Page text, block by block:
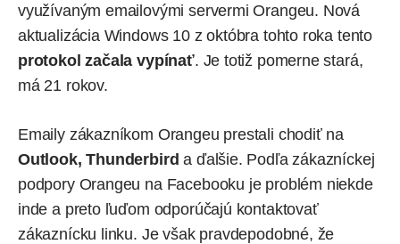
využívaným emailovými servermi Orangeu. Nová
aktualizácia Windows 10 z októbra tohto roka tento
protokol začala vypínať. Je totiž pomerne stará,
má 21 rokov.
Emaily zákazníkom Orangeu prestali chodiť na
Outlook, Thunderbird a ďalšie. Podľa zákazníckej
podpory Orangeu na Facebooku je problém niekde
inde a preto ľuďom odporúčajú kontaktovať
zákaznícku linku. Je však pravdepodobné, že